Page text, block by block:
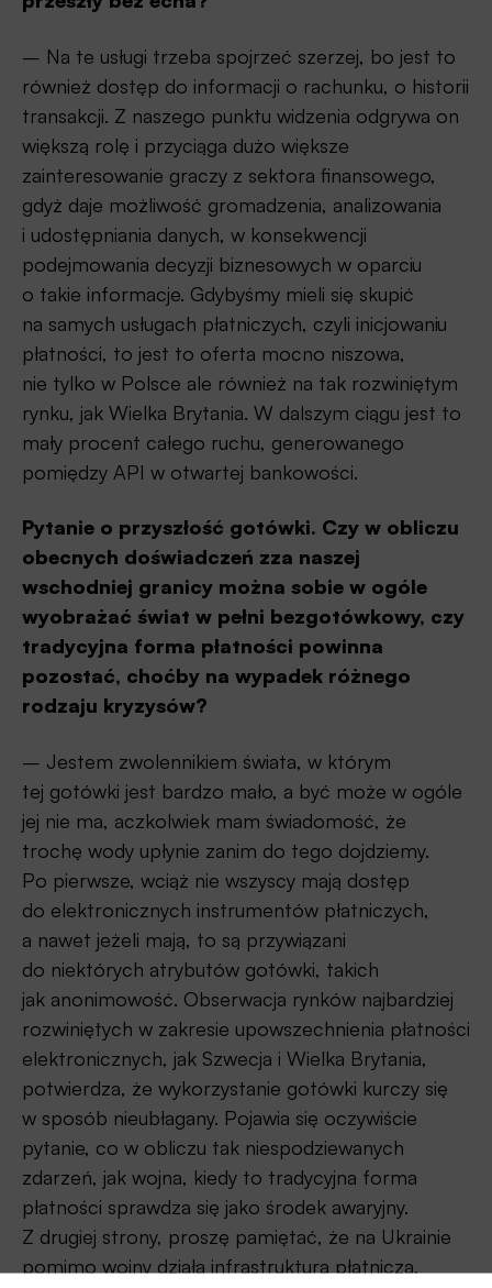
– Na te usługi trzeba spojrzeć szerzej, bo jest to
również dostęp do informacji o rachunku, o historii
transakcji. Z naszego punktu widzenia odgrywa on
większą rolę i przyciąga dużo większe
zainteresowanie graczy z sektora finansowego,
gdyż daje możliwość gromadzenia, analizowania
i udostępniania danych, w konsekwencji
podejmowania decyzji biznesowych w oparciu
o takie informacje. Gdybyśmy mieli się skupić
na samych usługach płatniczych, czyli inicjowaniu
płatności, to jest to oferta mocno niszowa,
nie tylko w Polsce ale również na tak rozwiniętym
rynku, jak Wielka Brytania. W dalszym ciągu jest to
mały procent całego ruchu, generowanego
pomiędzy API w otwartej bankowości.
Pytanie o przyszłość gotówki. Czy w obliczu
obecnych doświadczeń zza naszej
wschodniej granicy można sobie w ogóle
wyobrażać świat w pełni bezgotówkowy, czy
tradycyjna forma płatności powinna
pozostać, choćby na wypadek różnego
rodzaju kryzysów?
– Jestem zwolennikiem świata, w którym
tej gotówki jest bardzo mało, a być może w ogóle
jej nie ma, aczkolwiek mam świadomość, że
trochę wody upłynie zanim do tego dojdziemy.
Po pierwsze, wciąż nie wszyscy mają dostęp
do elektronicznych instrumentów płatniczych,
a nawet jeżeli mają, to są przywiązani
do niektórych atrybutów gotówki, takich
jak anonimowość. Obserwacja rynków najbardziej
rozwiniętych w zakresie upowszechnienia płatności
elektronicznych, jak Szwecja i Wielka Brytania,
potwierdza, że wykorzystanie gotówki kurczy się
w sposób nieubłagany. Pojawia się oczywiście
pytanie, co w obliczu tak niespodziewanych
zdarzeń, jak wojna, kiedy to tradycyjna forma
płatności sprawdza się jako środek awaryjny.
Z drugiej strony, proszę pamiętać, że na Ukrainie
pomimo wojny działa infrastruktura płatnicza,